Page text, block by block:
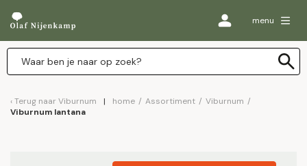
menu
Terug naar Viburnum home / Assortiment / Viburnum /
Viburnum lantana